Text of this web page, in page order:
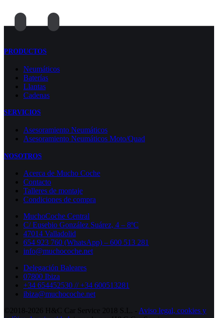
PRODUCTOS
Neumáticos
Baterías
Llantas
Cadenas
SERVICIOS
Asesoramiento Neumáticos
Asesoramiento Neumáticos Moto/Quad
NOSOTROS
Acerca de Mucho Coche
Contacto
Talleres de montaje
Condiciones de compra
MuchoCoche Central
C/ Eusebio González Suárez, 4 – 8ºC
47014 Valladolid
654 923 760 (WhatsApp) – 600 513 281
info@muchocoche.net
Delegación Baleares
07800 Ibiza
+34 654452530 // +34 600513281
ibiza@muchocoche.net
©2018-2026 H&C Car Service 2018 S.L. - Aviso legal, cookies y